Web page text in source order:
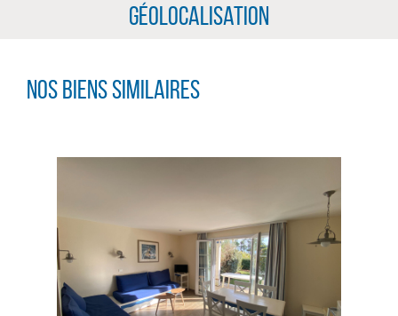
CLIQUER ICI POUR AGRANDIR
Géolocalisation
Nos biens similaires